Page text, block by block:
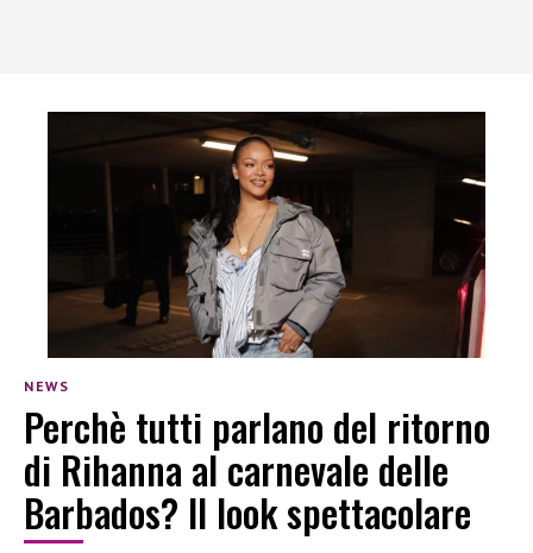
NEWS
Perchè tutti parlano del ritorno
di Rihanna al carnevale delle
Barbados? Il look spettacolare